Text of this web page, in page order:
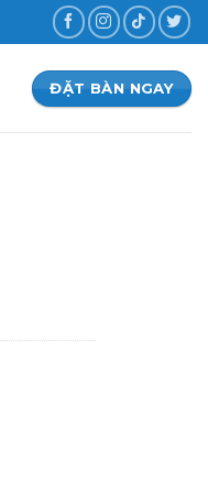
ĐẶT BÀN NGAY